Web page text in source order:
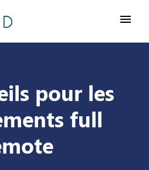
menu
pour les
full